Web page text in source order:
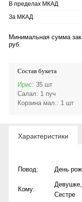
В пределах МКАД
За МКАД
Минимальная сумма
руб.
Состав букета
Ирис: 35 шт
Салал: 1 пуч
Корзина мал.: 1 шт
Характеристики
Повод: День
Кому:
Девушке,
Сестре